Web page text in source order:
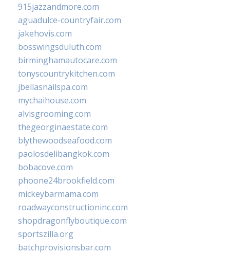
915jazzandmore.com
aguadulce-countryfair.com
jakehovis.com
bosswingsduluth.com
birminghamautocare.com
tonyscountrykitchen.com
jbellasnailspa.com
mychaihouse.com
alvisgrooming.com
thegeorginaestate.com
blythewoodseafood.com
paolosdelibangkok.com
bobacove.com
phoone24brookfield.com
mickeybarmama.com
roadwayconstructioninc.com
shopdragonflyboutique.com
sportszilla.org
batchprovisionsbar.com